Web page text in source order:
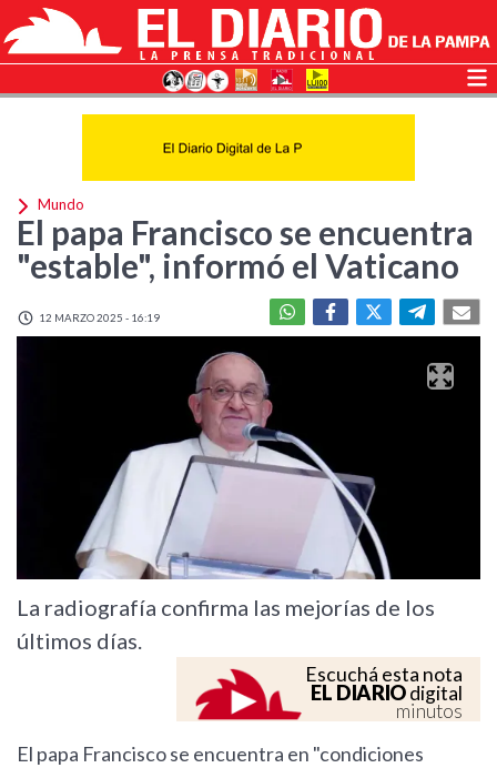
Mundo
El papa Francisco se encuentra
"estable", informó el Vaticano
12 MARZO 2025 - 16:19
La radiografía confirma las mejorías de los
últimos días.
Escuchá esta nota
EL DIARIOdigital
minutos
El papa Francisco se encuentra en "condiciones